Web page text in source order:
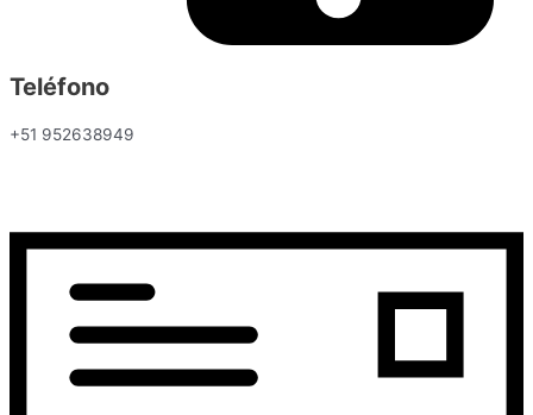
Teléfono
+51 952638949